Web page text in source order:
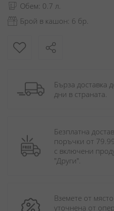
Обем: 0.7 л.
Брой в кашон: 6 бр.
Бърза доставка
дни в страната.
Безплатна
поръчки от
с включени
"Други".
Вземете от
уточнена от